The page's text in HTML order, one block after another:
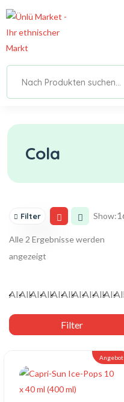
Cola
Filter Show:
Alle 2 Ergebnisse werden
angezeigt
Angebot